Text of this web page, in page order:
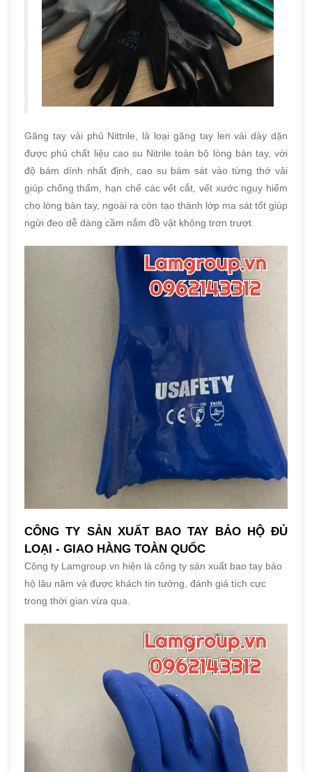
Găng tay vải phủ Nittrile, là loại găng tay len vải dày dặn
được phủ chất liệu cao su Nitrile toàn bộ lòng bàn tay, với
độ bám dính nhất định, cao su bám sát vào từng thớ vải
giúp chống thấm, hạn chế các vết cắt, vết xước nguy hiểm
cho lòng bàn tay, ngoài ra còn tạo thành lớp ma sát tốt giúp
ngừi đeo dễ dàng cầm nắm đồ vật không trơn trượt.
CÔNG TY SẢN XUẤT BAO TAY BẢO HỘ ĐỦ
LOẠI - GIAO HÀNG TOÀN QUỐC
Công ty Lamgroup.vn hiện là công ty sản xuất bao tay bảo
hộ lâu năm và được khách tin tưởng, đánh giá tích cực
trong thời gian vừa qua.